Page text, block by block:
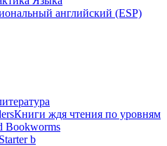
английский (ESP)
Книги ждя чтения по уровням
Bookworms
Starter b